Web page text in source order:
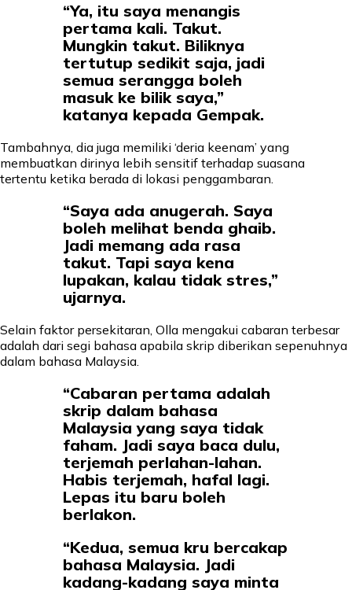
“Ya, itu saya menangis
pertama kali. Takut.
Mungkin takut. Biliknya
tertutup sedikit saja, jadi
semua serangga boleh
masuk ke bilik saya,”
katanya kepada Gempak.
Tambahnya, dia juga memiliki ‘deria keenam’ yang
membuatkan dirinya lebih sensitif terhadap suasana
tertentu ketika berada di lokasi penggambaran.
“Saya ada anugerah. Saya
boleh melihat benda ghaib.
Jadi memang ada rasa
takut. Tapi saya kena
lupakan, kalau tidak stres,”
ujarnya.
Selain faktor persekitaran, Olla mengakui cabaran terbesar
adalah dari segi bahasa apabila skrip diberikan sepenuhnya
dalam bahasa Malaysia.
“Cabaran pertama adalah
skrip dalam bahasa
Malaysia yang saya tidak
faham. Jadi saya baca dulu,
terjemah perlahan-lahan.
Habis terjemah, hafal lagi.
Lepas itu baru boleh
berlakon.
“Kedua, semua kru bercakap
bahasa Malaysia. Jadi
kadang-kadang saya minta